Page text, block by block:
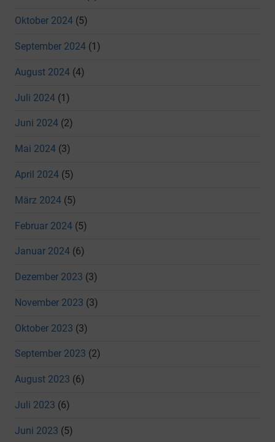
Oktober 2024 (5)
September 2024 (1)
August 2024 (4)
Juli 2024 (1)
Juni 2024 (2)
Mai 2024 (3)
April 2024 (5)
März 2024 (5)
Februar 2024 (5)
Januar 2024 (6)
Dezember 2023 (3)
November 2023 (3)
Oktober 2023 (3)
September 2023 (2)
August 2023 (6)
Juli 2023 (6)
Juni 2023 (5)